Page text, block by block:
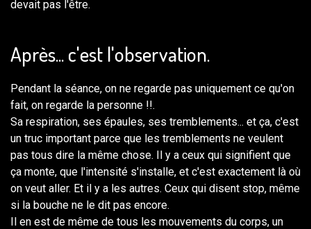
devait pas l'être.
Après... c'est l'observation.
Pendant la séance, on ne regarde pas uniquement ce qu'on
fait, on regarde la personne !!.
Sa respiration, ses épaules, ses tremblements... et ça, c'est
un truc important parce que les tremblements ne veulent
pas tous dire la même chose. Il y a ceux qui signifient que
ça monte, que l'intensité s'installe, et c'est exactement là où
on veut aller. Et il y a les autres. Ceux qui disent stop, même
si la bouche ne le dit pas encore.
Il en est de même de tous les mouvements du corps, un